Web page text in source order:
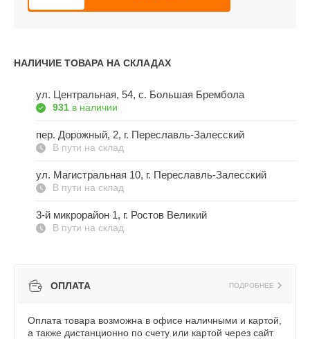
НАЛИЧИЕ ТОВАРА НА СКЛАДАХ
ул. Центральная, 54, c. Большая Брембола
931 в наличии
пер. Дорожный, 2, г. Переславль-Залесский
В пути на склад
ул. Магистральная 10, г. Переславль-Залесский
В пути на склад
3-й микрорайон 1, г. Ростов Великий
В пути на склад
ОПЛАТА ПОДРОБНЕЕ
Оплата товара возможна в офисе наличными и картой,
а также дистанционно по счету или картой через сайт